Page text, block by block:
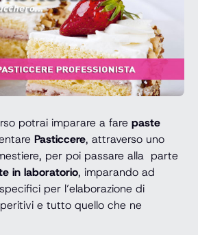
potrai imparare a fare paste
Pasticcere, attraverso uno
per poi passare alla parte
in laboratorio, imparando ad
per l’elaborazione di
e tutto quello che ne